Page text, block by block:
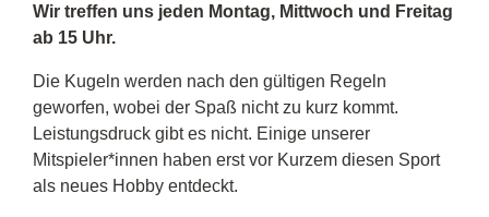
Wir treffen uns jeden Montag, Mittwoch und Freitag
ab 15 Uhr.
Die Kugeln werden nach den gültigen Regeln
geworfen, wobei der Spaß nicht zu kurz kommt.
Leistungsdruck gibt es nicht. Einige unserer
Mitspieler*innen haben erst vor Kurzem diesen Sport
als neues Hobby entdeckt.